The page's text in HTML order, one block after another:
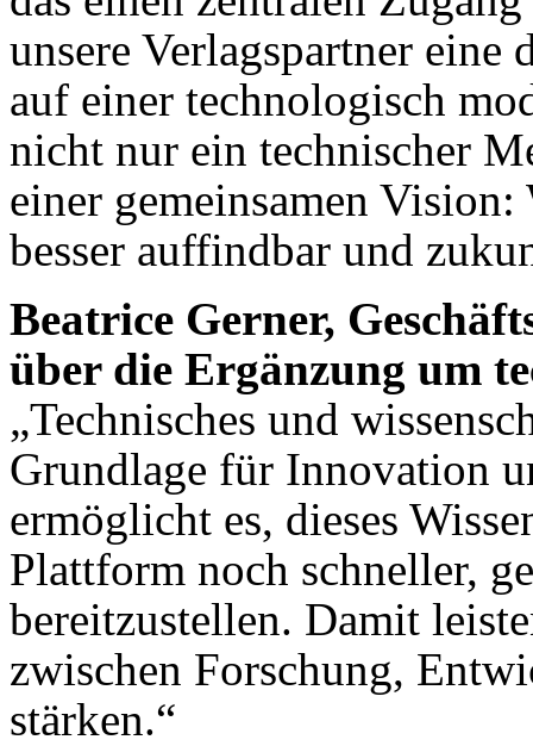
unsere Verlagspartner
auf einer technologisch
nicht nur ein technischer
einer gemeinsamen
besser auffindbar und
Beatrice Gerner,
über die Ergänzung um
„Technisches und
Grundlage für Innovation
ermöglicht es, dieses
Plattform noch schneller,
bereitzustellen. Damit
zwischen Forschung,
stärken.“